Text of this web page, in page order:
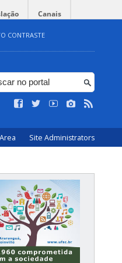
Canais
CONTRASTE
Site Administrators